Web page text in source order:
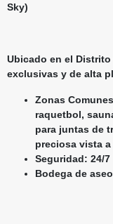
Sky)
Ubicado en el
exclusivas y de alta
Zonas
raquetbol,
para juntas de
preciosa vista
Seguridad: 24/7
Bodega de aseo